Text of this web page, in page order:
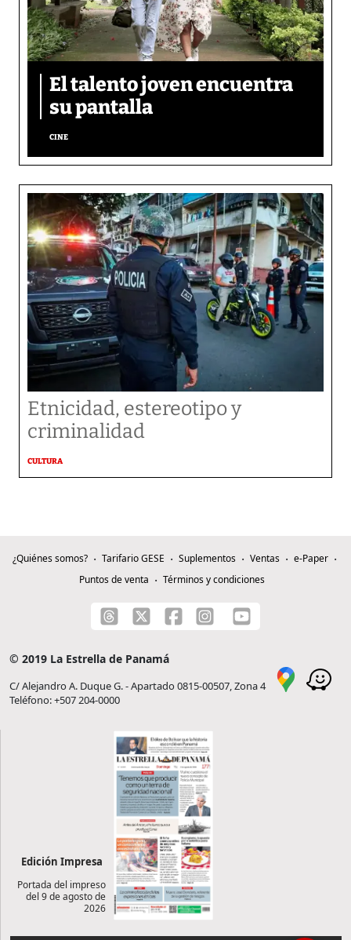
El talento joven encuentra
su pantalla​
CINE
Etnicidad, estereotipo y
criminalidad
CULTURA
¿Quiénes somos? Tarifario GESE Suplementos Ventas
e-Paper
Puntos de venta
Términos y condiciones
© 2019 La Estrella de Panamá
C/ Alejandro A. Duque G. - Apartado 0815-00507, Zona 4
Teléfono: +507 204-0000
Edición Impresa
Portada del impreso
del 9 de agosto de
2026